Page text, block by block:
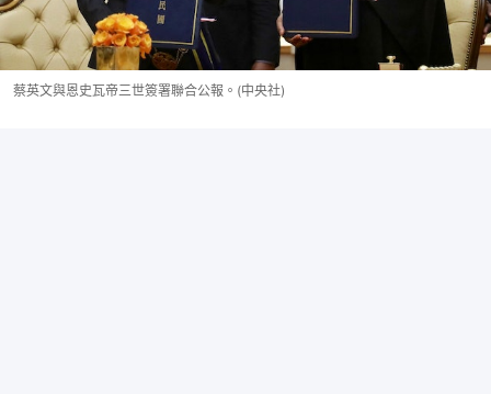
蔡英文與恩史瓦帝三世簽署聯合公報。(中央社)